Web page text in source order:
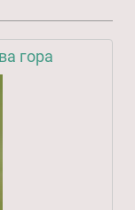
гора